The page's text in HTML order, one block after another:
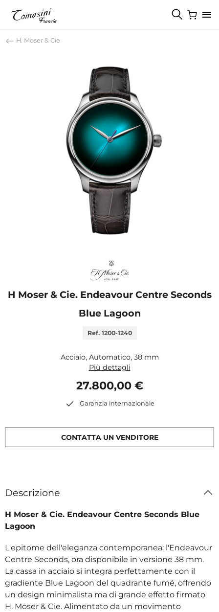
H. Moser & Cie
H Moser & Cie. Endeavour Centre Seconds
Blue Lagoon
Ref. 1200-1240
Acciaio, Automatico, 38 mm
Più dettagli
27.800,00 €
Garanzia internazionale
CONTATTA UN VENDITORE
Descrizione
H Moser & Cie. Endeavour Centre Seconds Blue
Lagoon
L'epitome dell'eleganza contemporanea: l'Endeavour
Centre Seconds, ora disponibile in versione 38 mm.
La cassa in acciaio si integra perfettamente con il
gradiente Blue Lagoon del quadrante fumé, offrendo
un design minimalista ma di grande effetto firmato
H. Moser & Cie. Alimentato da un movimento